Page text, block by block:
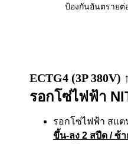
ป้องกันอันตรายต่
ECTG4 (3P
รอกโซ่ไฟฟ้า
รอกโซ่ไฟฟ้า สแต
ขึ้น-ลง 2 สปีด / ซ้